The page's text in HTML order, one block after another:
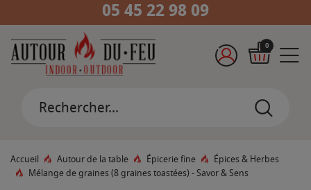
05 45 22 98 09
0
Accueil Autour de la table Épicerie fine
Épices & Herbes
Mélange de graines (8 graines toastées) - Savor & Sens